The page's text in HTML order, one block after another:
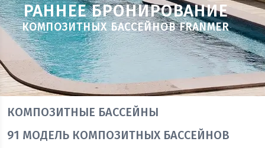
РАННЕЕ БРОНИРОВАНИЕ
КОМПОЗИТНЫХ БАССЕЙНОВ FRANMER
КОМПОЗИТНЫЕ БАССЕЙНЫ
91 МОДЕЛЬ КОМПОЗИТНЫХ БАССЕЙНОВ